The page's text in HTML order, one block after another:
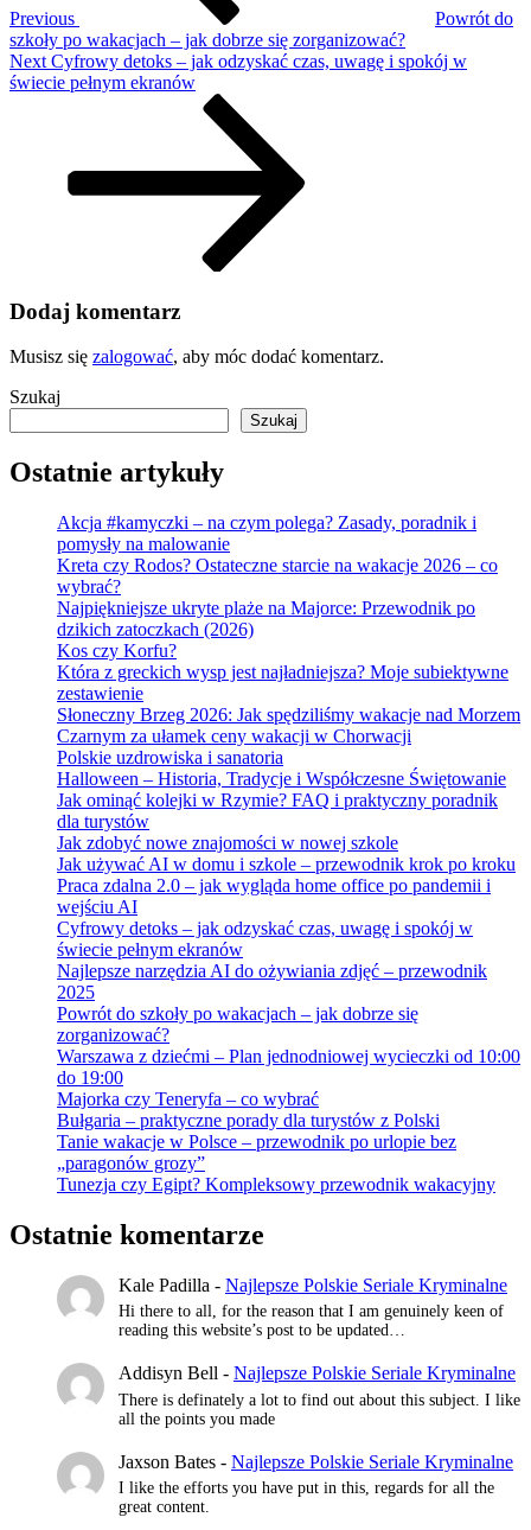
2025
Previous
Powrót do
szkoły po wakacjach – jak dobrze się zorganizować?
Next
Post
Next Cyfrowy detoks – jak odzyskać czas, uwagę i spokój w
świecie pełnym ekranów
Dodaj komentarz
Musisz się zalogować, aby móc dodać komentarz.
Szukaj
Szukaj
Ostatnie artykuły
Akcja #kamyczki – na czym polega? Zasady, poradnik i
pomysły na malowanie
Kreta czy Rodos? Ostateczne starcie na wakacje 2026 – co
wybrać?
Najpiękniejsze ukryte plaże na Majorce: Przewodnik po
dzikich zatoczkach (2026)
Kos czy Korfu?
Która z greckich wysp jest najładniejsza? Moje subiektywne
zestawienie
Słoneczny Brzeg 2026: Jak spędziliśmy wakacje nad Morzem
Czarnym za ułamek ceny wakacji w Chorwacji
Polskie uzdrowiska i sanatoria
Halloween – Historia, Tradycje i Współczesne Świętowanie
Jak ominąć kolejki w Rzymie? FAQ i praktyczny poradnik
dla turystów
Jak zdobyć nowe znajomości w nowej szkole
Jak używać AI w domu i szkole – przewodnik krok po kroku
Praca zdalna 2.0 – jak wygląda home office po pandemii i
wejściu AI
Cyfrowy detoks – jak odzyskać czas, uwagę i spokój w
świecie pełnym ekranów
Najlepsze narzędzia AI do ożywiania zdjęć – przewodnik
2025
Powrót do szkoły po wakacjach – jak dobrze się
zorganizować?
Warszawa z dziećmi – Plan jednodniowej wycieczki od 10:00
do 19:00
Majorka czy Teneryfa – co wybrać
Bułgaria – praktyczne porady dla turystów z Polski
Tanie wakacje w Polsce – przewodnik po urlopie bez
„paragonów grozy”
Tunezja czy Egipt? Kompleksowy przewodnik wakacyjny
Ostatnie komentarze
Kale Padilla - Najlepsze Polskie Seriale Kryminalne
Hi there to all, for the reason that I am genuinely keen of
reading this website’s post to be updated…
Addisyn Bell - Najlepsze Polskie Seriale Kryminalne
There is definately a lot to find out about this subject. I like
all the points you made
Jaxson Bates - Najlepsze Polskie Seriale Kryminalne
I like the efforts you have put in this, regards for all the
great content.